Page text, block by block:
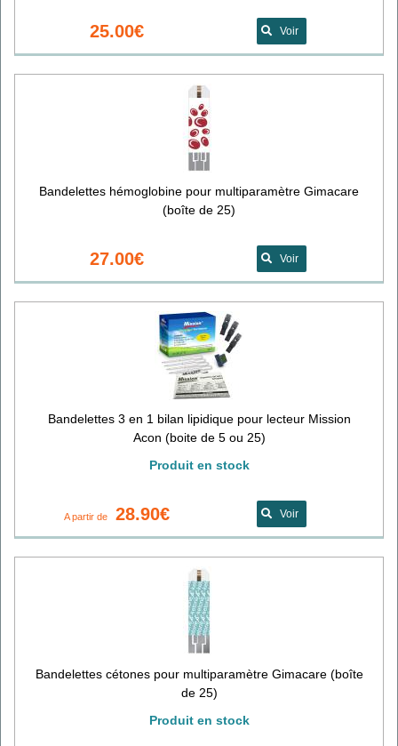
25.00€ Voir
Bandelettes hémoglobine pour multiparamètre Gimacare
(boîte de 25)
27.00€ Voir
Bandelettes 3 en 1 bilan lipidique pour lecteur Mission
Acon (boite de 5 ou 25)
Produit en stock
A partir de 28.90€ Voir
Bandelettes cétones pour multiparamètre Gimacare (boîte
de 25)
Produit en stock